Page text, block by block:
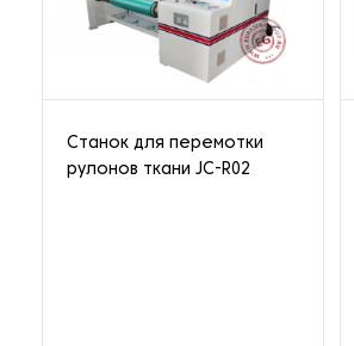
Станок для перемотки
рулонов ткани JC-R02